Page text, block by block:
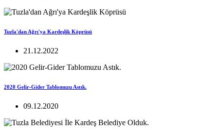
Tuzla'dan Ağrı'ya Kardeşlik Köprüsü
21.12.2022
2020 Gelir-Gider Tablomuzu Astık.
09.12.2020